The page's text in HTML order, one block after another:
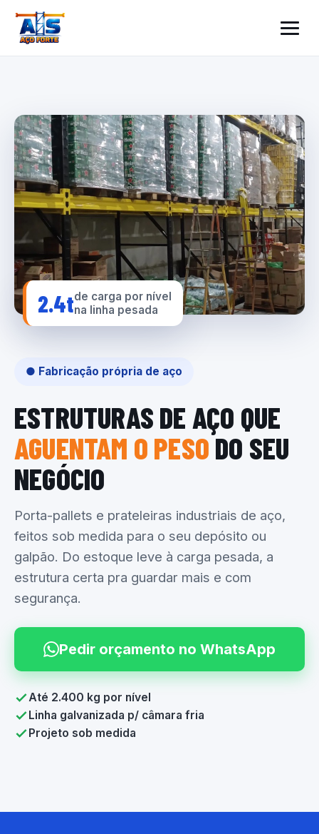
● Fabricação própria de aço
ESTRUTURAS DE AÇO QUE
AGUENTAM O PESODO SEU
NEGÓCIO
Porta-pallets e prateleiras industriais de aço,
feitos sob medida para o seu depósito ou
galpão. Do estoque leve à carga pesada, a
estrutura certa pra guardar mais e com
segurança.
Pedir orçamento no WhatsApp
Até 2.400 kg por nível
Linha galvanizada p/ câmara fria
Projeto sob medida
2.4tde carga por nível
na linha pesada